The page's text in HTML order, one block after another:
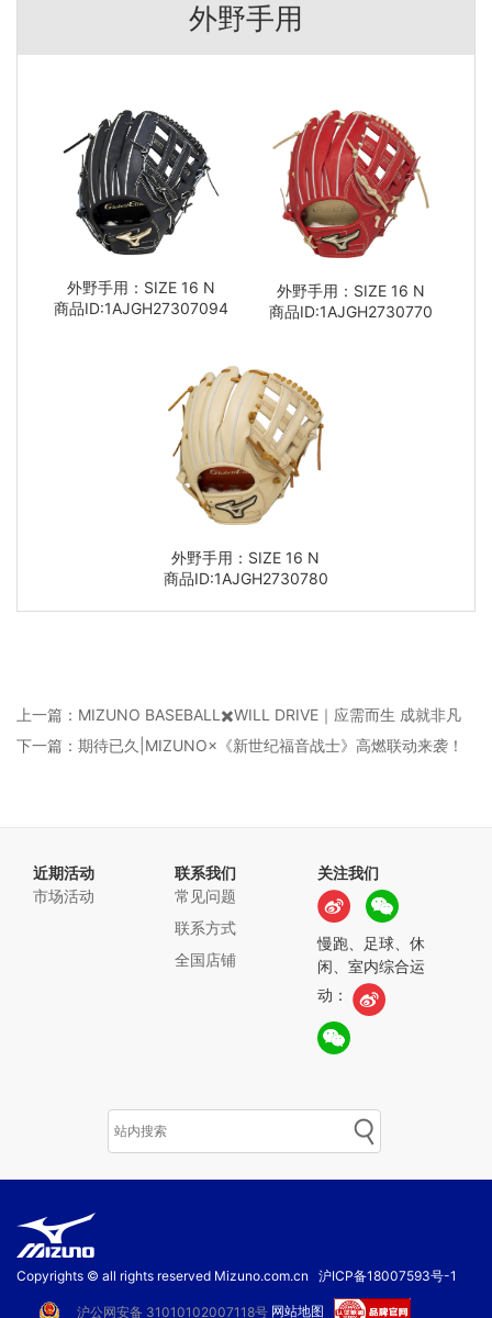
外野手用
外野手用：SIZE 16 N
商品ID:1AJGH27307094
外野手用：SIZE 16 N
商品ID:1AJGH2730770
外野手用：SIZE 16 N
商品ID:1AJGH2730780
上一篇：MIZUNO BASEBALL✖️WILL DRIVE｜应需而生 成就非凡
下一篇：期待已久|MIZUNO×《新世纪福音战士》高燃联动来袭！
近期活动
市场活动
联系我们
常见问题
联系方式
全国店铺
关注我们
慢跑、足球、休
闲、室内综合运
动：
Copyrights © all rights reserved Mizuno.com.cn 沪ICP备18007593号-1
沪公网安备 31010102007118号 网站地图